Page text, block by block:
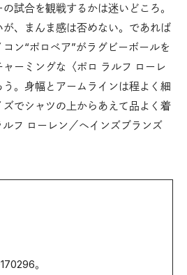
試合を観戦するかは迷いどころ。
、まんま感は否めない。であれば
ン“ポロベア”がラグビーボールを
ーミングな〈ポロ ラルフ ローレ
。身幅とアームラインは程よく細
でシャツの上からあえて品よく着
フ ローレン／ヘインズブランズ
。